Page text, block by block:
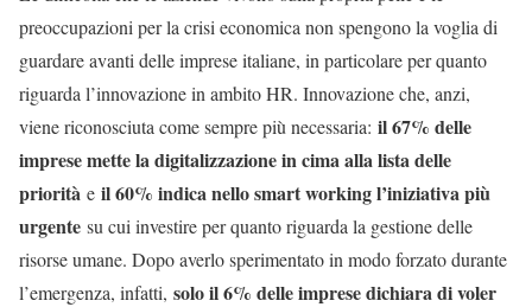
preoccupazioni per la crisi economica non spengono la voglia di
guardare avanti delle imprese italiane, in particolare per quanto
riguarda l’innovazione in ambito HR. Innovazione che, anzi,
viene riconosciuta come sempre più necessaria: il 67% delle
imprese mette la digitalizzazione in cima alla lista delle
priorità e il 60% indica nello smart working l’iniziativa più
urgente su cui investire per quanto riguarda la gestione delle
risorse umane. Dopo averlo sperimentato in modo forzato durante
l’emergenza, infatti, solo il 6% delle imprese dichiara di voler